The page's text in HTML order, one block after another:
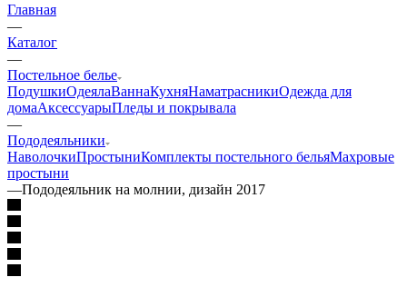
Главная
—
Каталог
—
Постельное белье
ПодушкиОдеялаВаннаКухняНаматрасникиОдежда для
домаАксессуарыПледы и покрывала
—
Пододеяльники
НаволочкиПростыниКомплекты постельного бельяМахровые
простыни
—Пододеяльник на молнии, дизайн 2017